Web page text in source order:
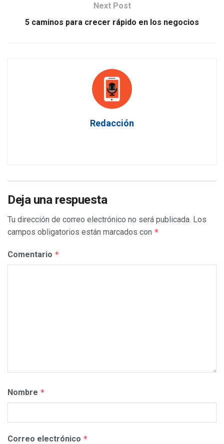
Next Post
5 caminos para crecer rápido en los negocios
Redacción
Deja una respuesta
Tu dirección de correo electrónico no será publicada. Los
campos obligatorios están marcados con *
Comentario *
Nombre *
Correo electrónico *